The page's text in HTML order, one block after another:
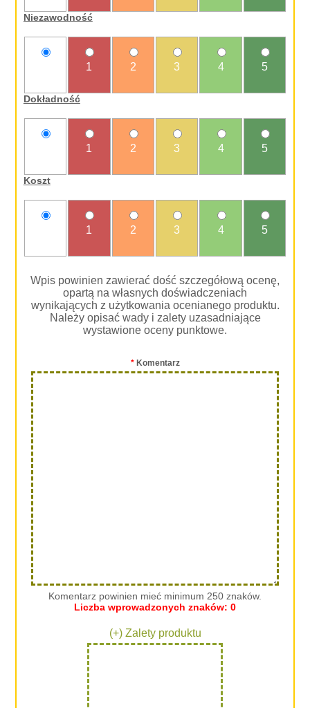
Niezawodność
1 2 3 4 5
Dokładność
1 2 3 4 5
Koszt
1 2 3 4 5
Wpis powinien zawierać dość szczegółową ocenę,
opartą na własnych doświadczeniach
wynikających z użytkowania ocenianego produktu.
Należy opisać wady i zalety uzasadniające
wystawione oceny punktowe.
*Komentarz
Komentarz powinien mieć minimum 250 znaków.
Liczba wprowadzonych znaków: 0
(+) Zalety produktu